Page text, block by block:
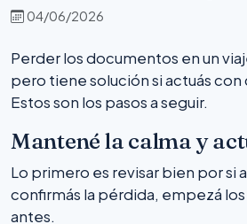
04/06/2026
Perder los documentos en un
pero tiene solución si actuás con
Estos son los pasos a seguir.
Mantené la calma y
Lo primero es revisar bien por si
confirmás la pérdida, empezá
antes.